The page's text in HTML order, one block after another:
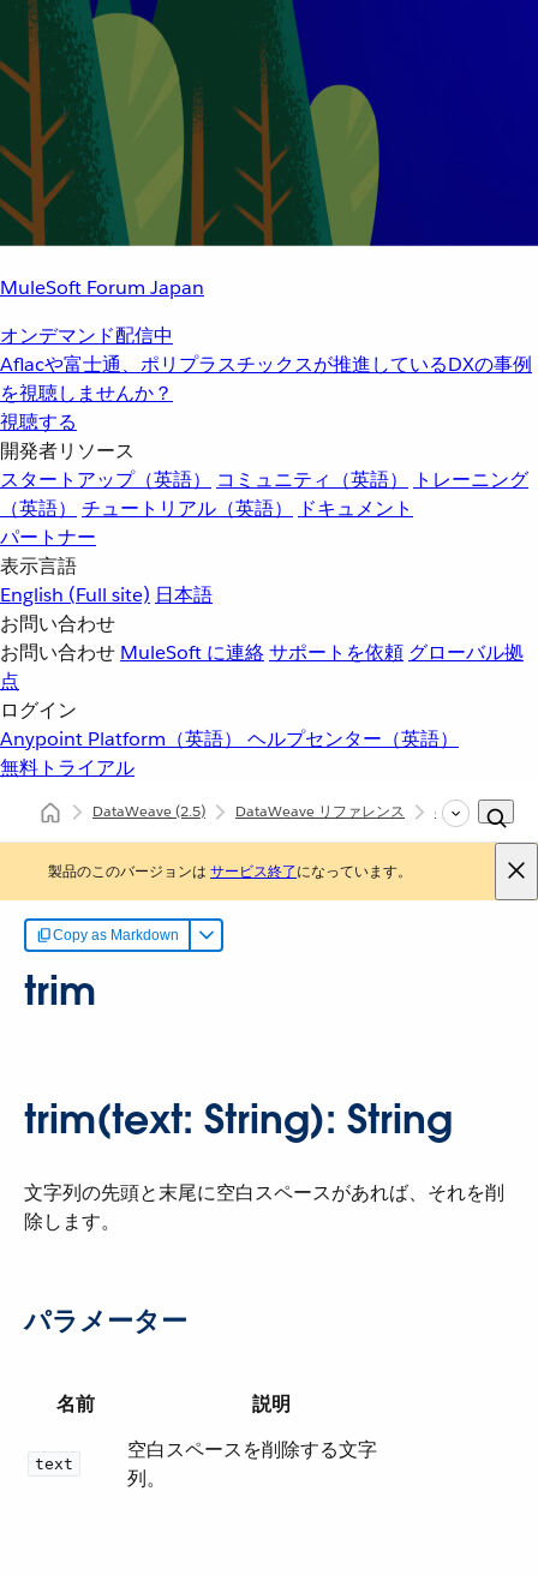
MuleSoft Forum Japan
オンデマンド配信中
Aflacや富士通、ポリプラスチックスが推進しているDXの事例
を視聴しませんか？
視聴する
開発者リソース
スタートアップ（英語）
コミュニティ（英語）
トレーニング
（英語）
チュートリアル（英語）
ドキュメント
パートナー
表示言語
English (Full site) 日本語
お問い合わせ
お問い合わせ MuleSoft に連絡サポートを依頼 グローバル拠
点
ログイン
Anypoint Platform（英語） ヘルプセンター（英語）
無料トライアル
DataWeave(2.5) DataWeave リファレンス dw::Core
製品のこのバージョンは サービス終了になっています。
Copy as Markdown
trim
trim(text: String): String
文字列の先頭と末尾に空白スペースがあれば、それを削
除します。
パラメーター
名前 説明
text
空白スペースを削除する文字
列。